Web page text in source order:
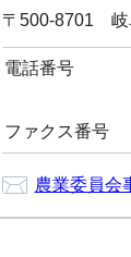
〒500-8701 岐
電話番号
ファクス番号
農業委員会